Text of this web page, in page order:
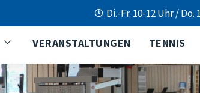
Di.-Fr. 10-12 Uhr / Do.
VERANSTALTUNGEN
TENNIS